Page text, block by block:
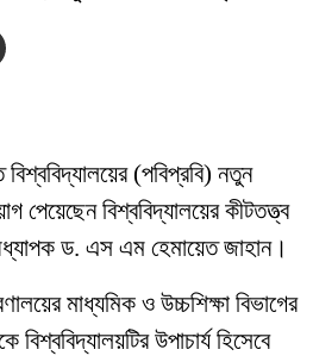
বিশ্ববিদ্যালয়ের (পবিপ্রবি) নতুন
পেয়েছেন বিশ্ববিদ্যালয়ের কীটতত্ত্ব
ড. এস এম হেমায়েত জাহান।
মাধ্যমিক ও উচ্চশিক্ষা বিভাগের
বিশ্ববিদ্যালয়টির উপাচার্য হিসেবে